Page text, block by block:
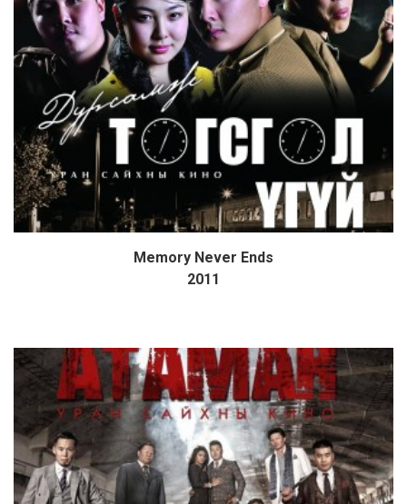
ДэлгэрэнгүйMemory Never Ends
2011